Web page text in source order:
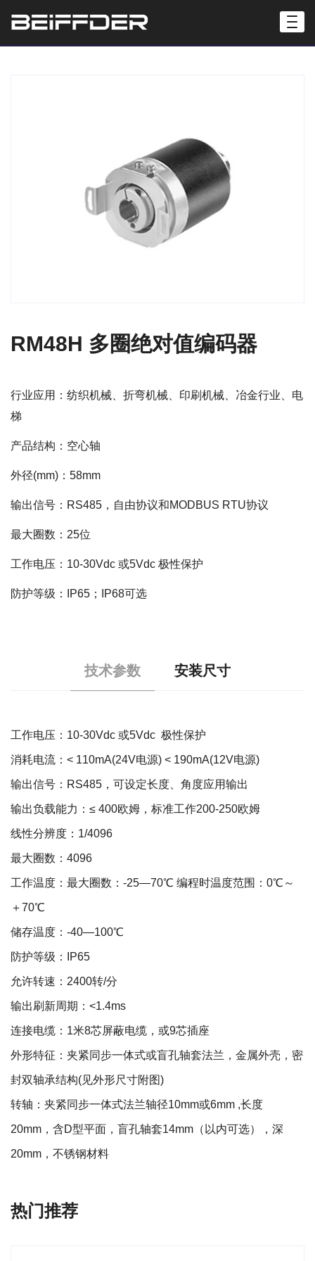
RM48H 多圈绝对值编码器
行业应用：纺织机械、折弯机械、印刷机械、冶金行业、电
梯
产品结构：空心轴
外径(mm)：58mm
输出信号：RS485，自由协议和MODBUS RTU协议
最大圈数：25位
工作电压：10-30Vdc 或5Vdc 极性保护
防护等级：IP65；IP68可选
技术参数 安装尺寸
工作电压：10-30Vdc 或5Vdc 极性保护
消耗电流：< 110mA(24V电源) < 190mA(12V电源)
输出信号：RS485，可设定长度、角度应用输出
输出负载能力：≤ 400欧姆，标准工作200-250欧姆
线性分辨度：1/4096
最大圈数：4096
工作温度：最大圈数：-25—70℃ 编程时温度范围：0℃～
＋70℃
储存温度：-40—100℃
防护等级：IP65
允许转速：2400转/分
输出刷新周期：<1.4ms
连接电缆：1米8芯屏蔽电缆，或9芯插座
外形特征：夹紧同步一体式或盲孔轴套法兰，金属外壳，密
封双轴承结构(见外形尺寸附图)
转轴：夹紧同步一体式法兰轴径10mm或6mm ,长度
20mm，含D型平面，盲孔轴套14mm（以内可选），深
20mm，不锈钢材料
热门推荐